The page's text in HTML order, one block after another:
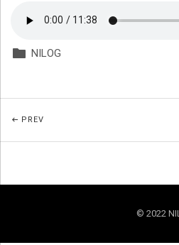
NILOG
PREV
© 2022 NIL